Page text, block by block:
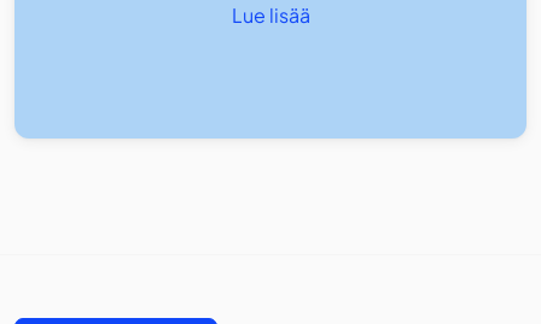
Lue lisää